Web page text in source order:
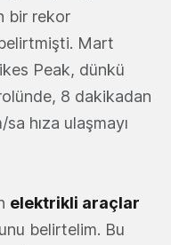
bir rekor
Mart
Peak, dünkü
8 dakikadan
hıza ulaşmayı
elektrikli araçlar
belirtelim. Bu